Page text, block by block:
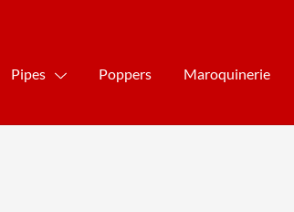
Pipes Poppers Maroquinerie